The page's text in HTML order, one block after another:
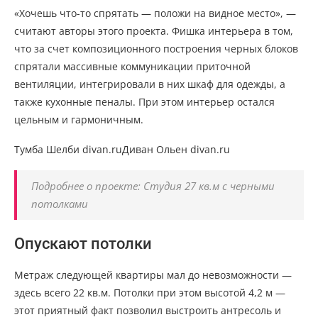
«Хочешь что-то спрятать — положи на видное место», —
считают авторы этого проекта. Фишка интерьера в том,
что за счет композиционного построения черных блоков
спрятали массивные коммуникации приточной
вентиляции, интегрировали в них шкаф для одежды, а
также кухонные пеналы. При этом интерьер остался
цельным и гармоничным.
Тумба Шелби divan.ruДиван Ольен divan.ru
Подробнее о проекте: Студия 27 кв.м с черными
потолками
Опускают потолки
Метраж следующей квартиры мал до невозможности —
здесь всего 22 кв.м. Потолки при этом высотой 4,2 м —
этот приятный факт позволил выстроить антресоль и